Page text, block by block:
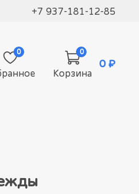
+7 937-181-12-85
0 0
Корзина
0 ₽